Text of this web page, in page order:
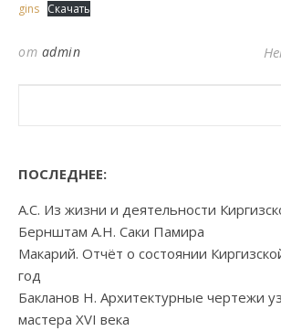
gins Скачать
от admin
ПОСЛЕДНЕЕ:
А.С. Из жизни и деятельности
Бернштам А.Н. Саки Памира
Макарий. Отчёт о состоянии
год
Бакланов Н. Архитектурные чертежи
мастера XVI века